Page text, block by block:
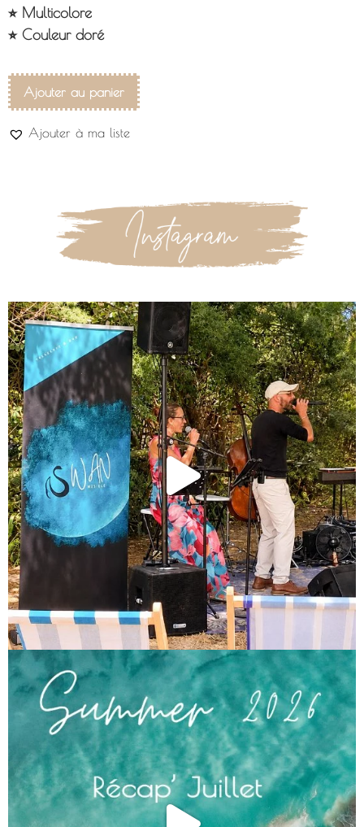
⭐︎ Multicolore
⭐︎ Couleur doré
Ajouter au panier
Ajouter à ma liste